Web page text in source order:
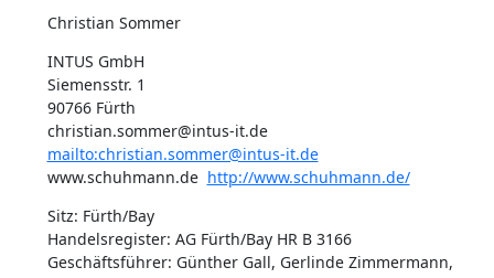
Christian Sommer
INTUS GmbH
Siemensstr. 1
90766 Fürth
christian.sommer@intus-it.de
mailto:christian.sommer@intus-it.de
www.schuhmann.de http://www.schuhmann.de/
Sitz: Fürth/Bay
Handelsregister: AG Fürth/Bay HR B 3166
Geschäftsführer: Günther Gall, Gerlinde Zimmermann,